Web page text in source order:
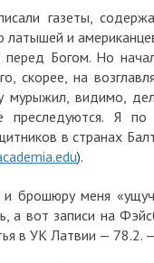
газеты,
и
Богом. Но
скорее, на
мурыжил, видимо,
преследуются.
в странах
).
брошюру меня
а вот записи на
в УК Латвии — 78.2.